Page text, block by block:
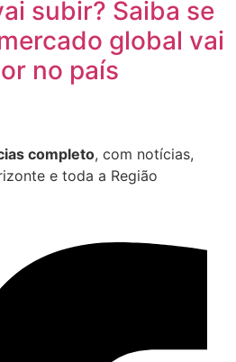
subir? Saiba se
global vai
no país
completo, com notícias,
e toda a Região